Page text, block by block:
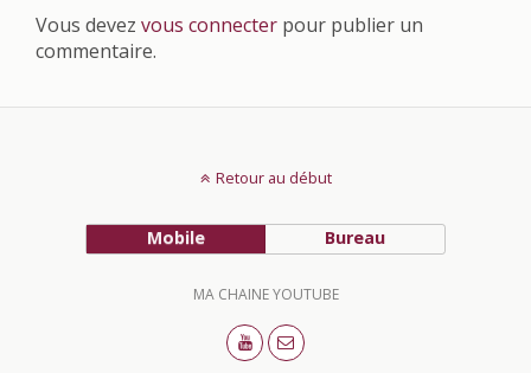
Vous devez vous connecter pour publier un
commentaire.
Retour au début
Mobile Bureau
MA CHAINE YOUTUBE